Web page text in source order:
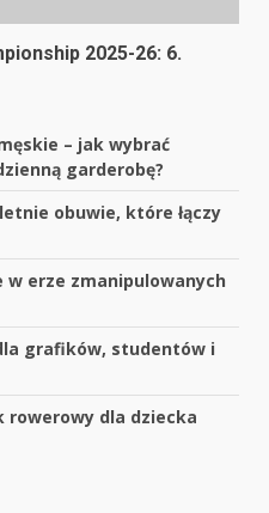
2025-26: 6.
– jak wybrać
garderobę?
obuwie, które łączy
erze zmanipulowanych
grafików, studentów i
rowerowy dla dziecka